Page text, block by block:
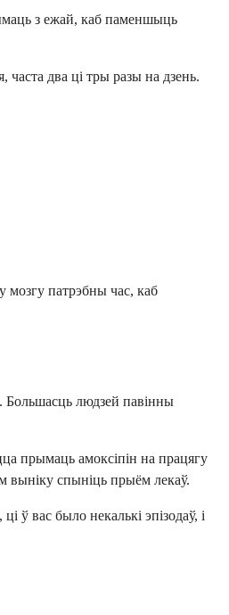
з ежай, каб паменшыць
два ці тры разы на дзень.
мозгу патрэбны час, каб
Большасць людзей павінны
прымаць амоксіпін на працягу
выніку спыніць прыём лекаў.
ў вас было некалькі эпізодаў, і